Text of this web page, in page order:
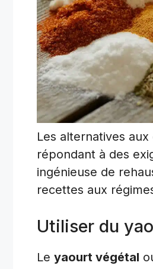
Les alternatives
répondant à des
ingénieuse de
recettes aux
Utiliser du
Le yaourt végétal